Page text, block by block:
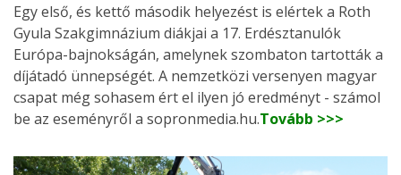
Egy első, és kettő második helyezést is elértek a Roth
Gyula Szakgimnázium diákjai a 17. Erdésztanulók
Európa-bajnokságán, amelynek szombaton tartották a
díjátadó ünnepségét. A nemzetközi versenyen magyar
csapat még sohasem ért el ilyen jó eredményt - számol
be az eseményről a sopronmedia.hu.Tovább >>>